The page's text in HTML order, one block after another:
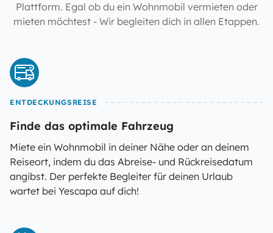
Plattform. Egal ob du ein Wohnmobil vermieten oder
mieten möchtest - Wir begleiten dich in allen Etappen.
ENTDECKUNGSREISE
Finde das optimale Fahrzeug
Miete ein Wohnmobil in deiner Nähe oder an deinem
Reiseort, indem du das Abreise- und Rückreisedatum
angibst. Der perfekte Begleiter für deinen Urlaub
wartet bei Yescapa auf dich!